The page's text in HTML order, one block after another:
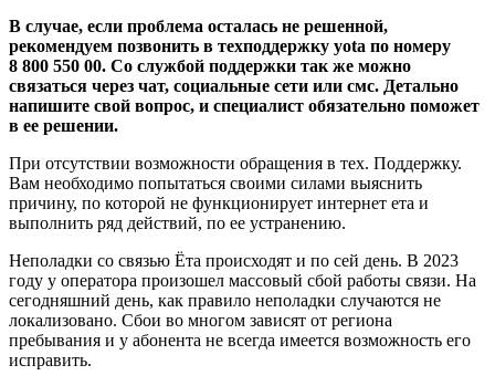
В случае, если проблема осталась не решенной,
рекомендуем позвонить в техподдержку yota по номеру
8 800 550 00. Со службой поддержки так же можно
связаться через чат, социальные сети или смс. Детально
напишите свой вопрос, и специалист обязательно поможет
в ее решении.
При отсутствии возможности обращения в тех. Поддержку.
Вам необходимо попытаться своими силами выяснить
причину, по которой не функционирует интернет ета и
выполнить ряд действий, по ее устранению.
Неполадки со связью Ёта происходят и по сей день. В 2023
году у оператора произошел массовый сбой работы связи. На
сегодняшний день, как правило неполадки случаются не
локализовано. Сбои во многом зависят от региона
пребывания и у абонента не всегда имеется возможность его
исправить.